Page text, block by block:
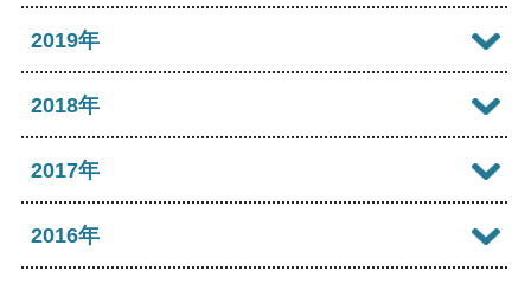
2025年06月
2025年04月
2025年02月
2024年07月
2024年06月
2024年04月
2023年08月
2023年07月
2023年06月
2023年04月
2022年10月
2022年08月
2022年07月
2022年06月
2021年10月
2021年08月
2021年07月
2020年12月
2020年10月
2020年08月
2019年
2019年12月
2019年10月
2018年
2018年12月
2018年10月
2017年
2017年12月
2016年